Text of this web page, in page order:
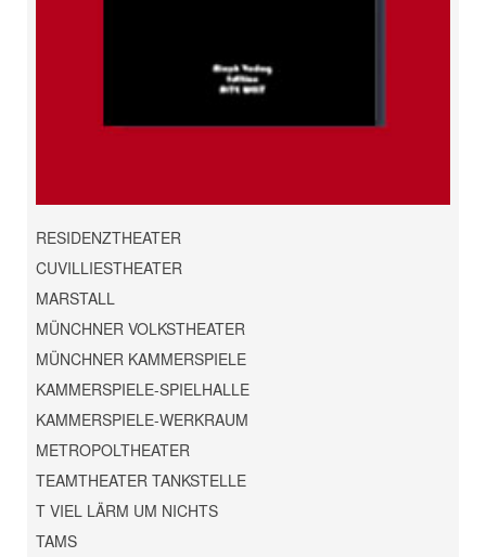
RESIDENZTHEATER
CUVILLIESTHEATER
MARSTALL
MÜNCHNER VOLKSTHEATER
MÜNCHNER KAMMERSPIELE
KAMMERSPIELE-SPIELHALLE
KAMMERSPIELE-WERKRAUM
METROPOLTHEATER
TEAMTHEATER TANKSTELLE
T VIEL LÄRM UM NICHTS
TAMS